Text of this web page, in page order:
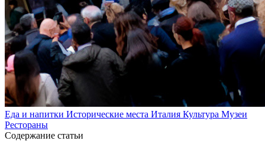
Еда и напитки Исторические места Италия Культура Музеи
Рестораны
Содержание статьи